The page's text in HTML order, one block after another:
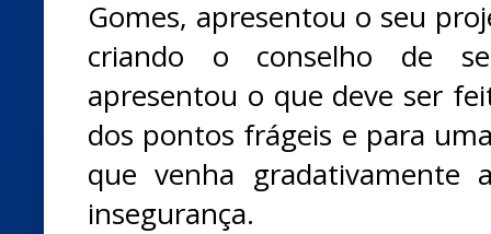
Gomes, apresentou o seu
criando o conselho de
apresentou o que deve ser
dos pontos frágeis e para
que venha gradativamente
insegurança.